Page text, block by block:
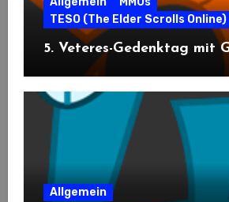
TESO (The Elder Scrolls Online)
5. Veteres-Gedenktag mit
Allgemein